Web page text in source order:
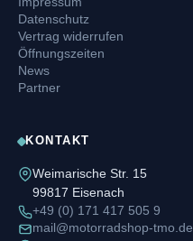
Datenschutz
Vertrag widerrufen
Öffnungszeiten
News
Partner
KONTAKT
Weimarische Str. 15
99817 Eisenach
+49 (0) 171 417 505 9
mail@motorradshop-tmo.de